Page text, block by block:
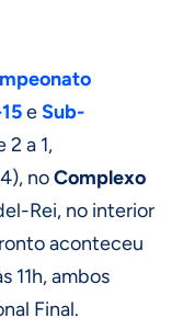
eSub-
2 a 1,
noComplexo
Rei, no interior
aconteceu
11h, ambos
Final.